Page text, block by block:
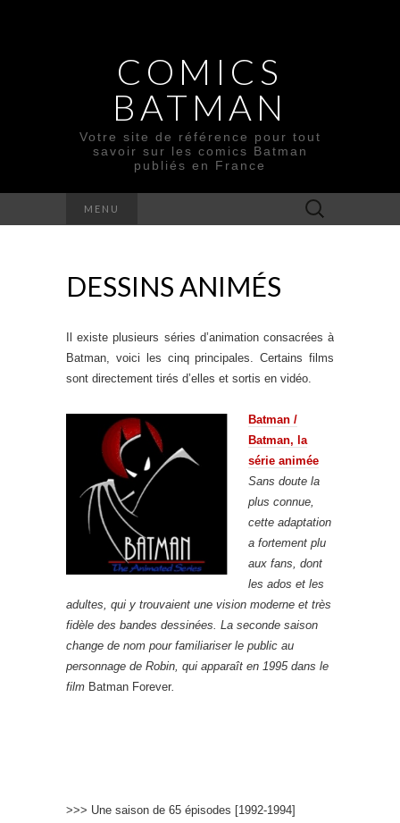
COMICS
BATMAN
Votre site de référence pour tout
savoir sur les comics Batman
publiés en France
MENU Rechercher :
DESSINS ANIMÉS
Il existe plusieurs séries d’animation consacrées à
Batman, voici les cinq principales. Certains films
sont directement tirés d’elles et sortis en vidéo.
Batman /
Batman, la
série animée
Sans doute la
plus connue,
cette adaptation
a fortement plu
aux fans, dont
les ados et les
adultes, qui y trouvaient une vision moderne et très
fidèle des bandes dessinées. La seconde saison
change de nom pour familiariser le public au
personnage de Robin, qui apparaît en 1995 dans le
film Batman Forever.
>>> Une saison de 65 épisodes [1992-1994]